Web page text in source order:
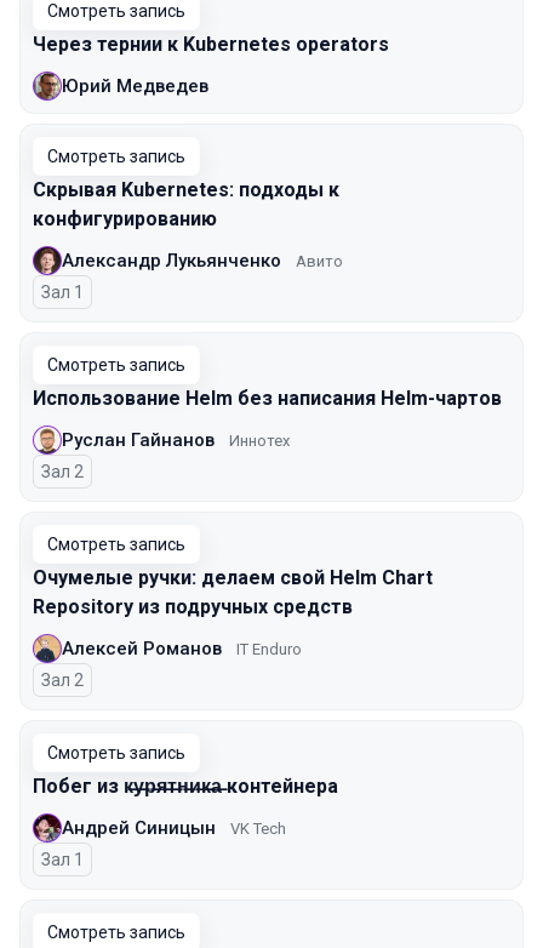
Смотреть запись
Через тернии к Kubernetes operators
Юрий Медведев
Смотреть запись
Скрывая Kubernetes: подходы к
конфигурированию
Александр Лукьянченко Авито
Зал 1
Смотреть запись
Использование Helm без написания Helm-чартов
Руслан Гайнанов Иннотех
Зал 2
Смотреть запись
Очумелые ручки: делаем свой Helm Chart
Repository из подручных средств
Алексей Романов IT Enduro
Зал 2
Смотреть запись
Побег из к̶у̶р̶я̶т̶н̶и̶к̶а̶ контейнера
Андрей Синицын VK Tech
Зал 1
Смотреть запись